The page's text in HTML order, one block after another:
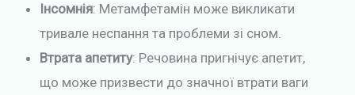
Інсомнія: Метамфетамін може викликати
тривале неспання та проблеми зі сном.
Втрата апетиту: Речовина пригнічує апетит,
що може призвести до значної втрати ваги